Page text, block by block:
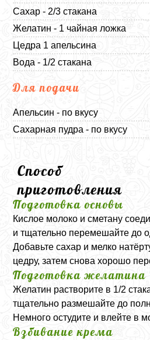
Сахар - 2/3 стакана
Желатин - 1 чайная ложка
Цедра 1 апельсина
Вода - 1/2 стакана
Для подачи
Апельсин - по вкусу
Сахарная пудра - по вкусу
Способ
приготовления
Подготовка основы
Кислое молоко и сметану
и тщательно перемешайте до
Добавьте сахар и мелко
цедру, затем снова хорошо
Подготовка желатина
Желатин растворите в 1/2
тщательно размешайте до
Немного остудите и влейте в
Взбивание крема